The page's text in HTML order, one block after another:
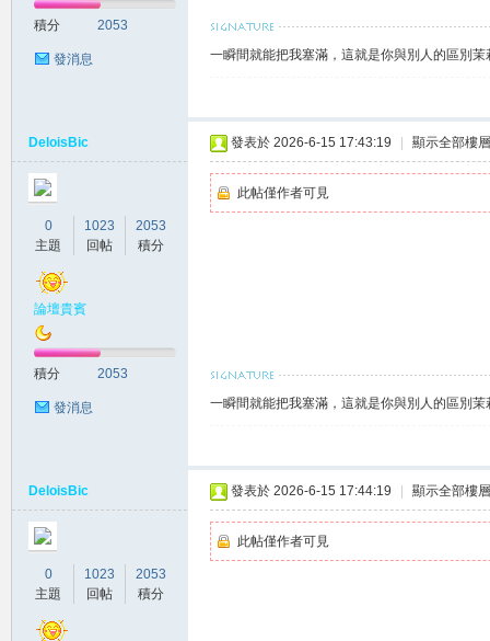
積分 2053
發消息 一瞬間就能把我塞滿，這就是你與別人的區別茉
DeloisBic
0
主題
1023
回帖
2053
積分
論壇貴賓
積分 2053
發消息
發表於 2026-6-15 17:43:19 顯示全部樓層
此帖僅作者可見
一瞬間就能把我塞滿，這就是你與別人的區別茉
DeloisBic
0
主題
1023
回帖
2053
積分
發表於 2026-6-15 17:44:19 顯示全部樓層
此帖僅作者可見